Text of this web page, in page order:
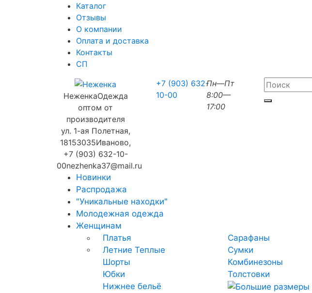
Каталог
Отзывы
О компании
Оплата и доставка
Контакты
СП
НеженкаОдежда
оптом от
производителя
ул. 1-ая Полетная,
18153035Иваново,
+7 (903) 632-10-
00nezhenka37@mail.ru
+7 (903) 632-
10-00
Пн—Пт
8:00—
17:00
Новинки
Распродажа
"Уникальные находки"
Молодежная одежда
Женщинам
Платья
Летние Теплые
Сарафаны
Сумки
Шорты
Комбинезоны
Юбки
Толстовки
Нижнее бельё